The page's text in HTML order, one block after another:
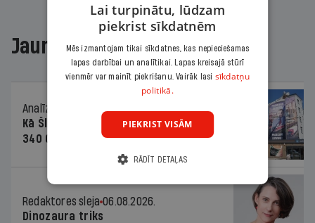
Jaunākajā žurnālā
Analīze
06.08.2026.
Kā Šlesera partija palika nesodīta par
340 000 vērtu reklāmas kampaņu
Redaktores sleja 06.08.2026.
Dinozaura triks
Lai turpinātu, lūdzam
piekrist sīkdatnēm
Mēs izmantojam tikai sīkdatnes, kas nepieciešamas
lapas darbībai un analītikai. Lapas kreisajā stūrī
vienmēr var mainīt piekrišanu. Vairāk lasi sīkdatņu
politikā.
PIEKRIST VISĀM
RĀDĪT DETAĻAS